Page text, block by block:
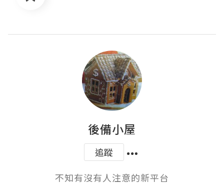
後備小屋
追蹤
不知有沒有人注意的新平台